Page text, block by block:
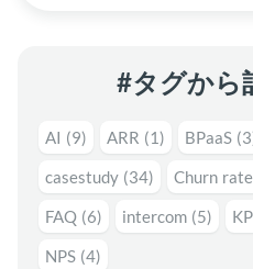
#タグから
AI (9) ARR (1) BPaaS
casestudy (34) Churn rate
FAQ (6) intercom (5)
NPS (4)